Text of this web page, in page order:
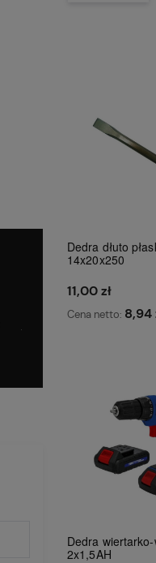
Skorzystaj z taniej
Dedra dłuto
14x20x250
11,00 zł
Cena netto: 8,94
Dedra
2x1,5AH